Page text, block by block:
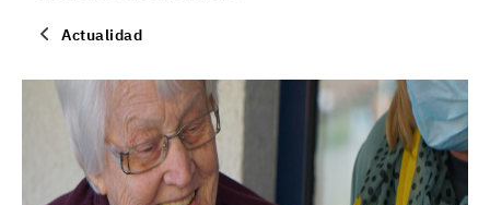
Actualidad